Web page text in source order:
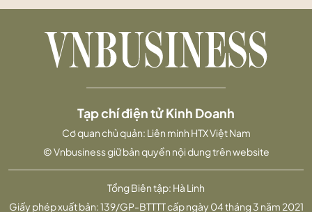
Tổng Biên tập: Hà Linh
Giấy phép xuất bản: 139/GP-BTTTT cấp ngày 04 tháng 3 năm 2021
Tạp chí điện tử Kinh Doanh
Cơ quan chủ quản: Liên minh HTX Việt Nam
© Vnbusiness giữ bản quyền nội dung trên website